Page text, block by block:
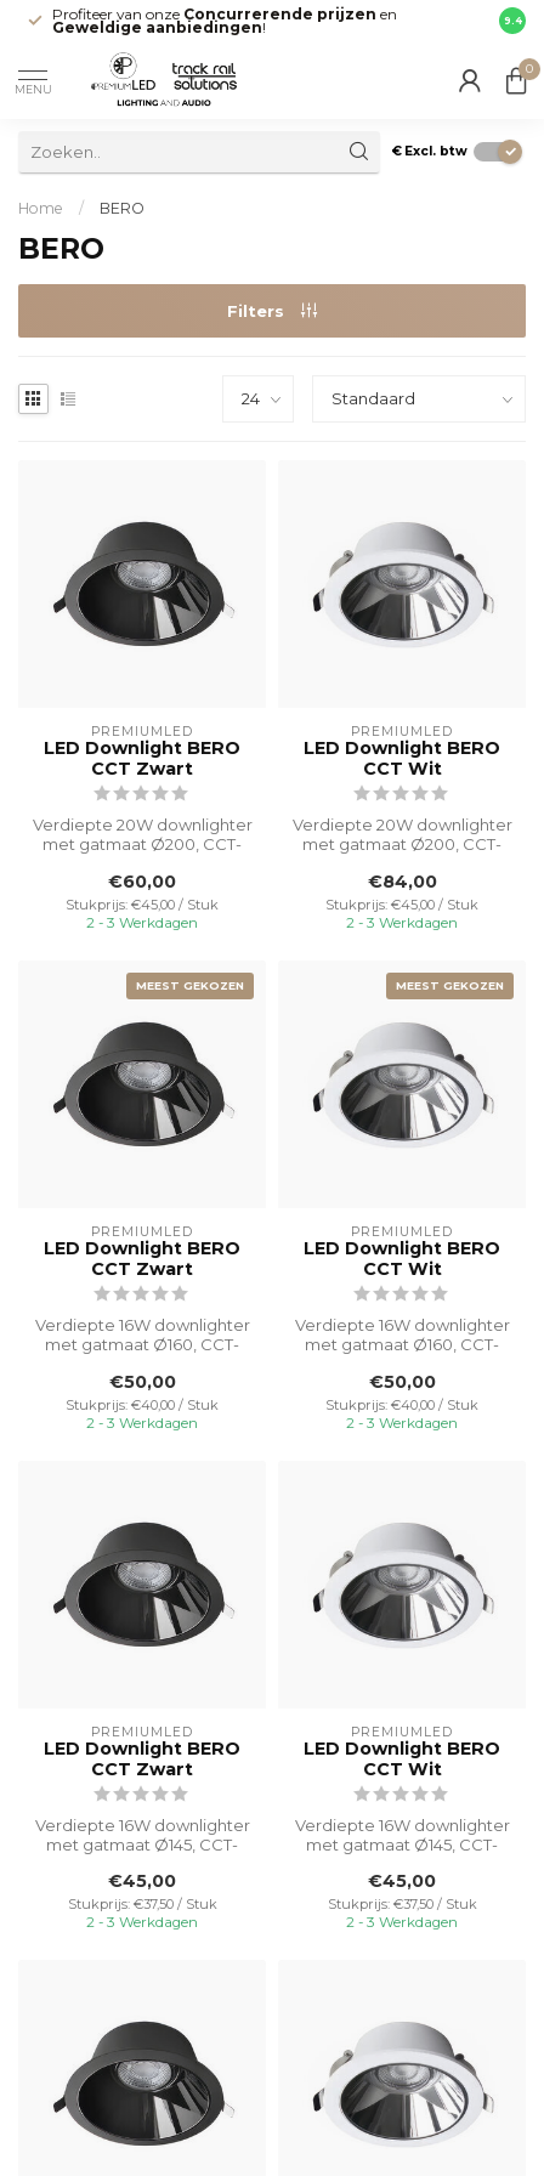
Profiteer van onze Concurrerende prijzen en
Geweldige aanbiedingen! direct
9.4
MENU
0
€ Excl. btw
Home / BERO
BERO
Filters
PREMIUMLED
LED Downlight BERO
CCT Zwart
Verdiepte 20W downlighter
met gatmaat Ø200, CCT-
5000K v...
€60,00
Stukprijs: €45,00 / Stuk
2 - 3 Werkdagen
PREMIUMLED
LED Downlight BERO
CCT Wit
Verdiepte 20W downlighter
met gatmaat Ø200, CCT-
5000K v...
€84,00
Stukprijs: €45,00 / Stuk
2 - 3 Werkdagen
MEEST GEKOZEN
PREMIUMLED
LED Downlight BERO
CCT Zwart
Verdiepte 16W downlighter
met gatmaat Ø160, CCT-
5000K v...
€50,00
Stukprijs: €40,00 / Stuk
2 - 3 Werkdagen
MEEST GEKOZEN
PREMIUMLED
LED Downlight BERO
CCT Wit
Verdiepte 16W downlighter
met gatmaat Ø160, CCT-
5000K v...
€50,00
Stukprijs: €40,00 / Stuk
2 - 3 Werkdagen
PREMIUMLED
LED Downlight BERO
CCT Zwart
Verdiepte 16W downlighter
met gatmaat Ø145, CCT-
5000K v...
€45,00
Stukprijs: €37,50 / Stuk
2 - 3 Werkdagen
PREMIUMLED
LED Downlight BERO
CCT Wit
Verdiepte 16W downlighter
met gatmaat Ø145, CCT-
5000K v...
€45,00
Stukprijs: €37,50 / Stuk
2 - 3 Werkdagen